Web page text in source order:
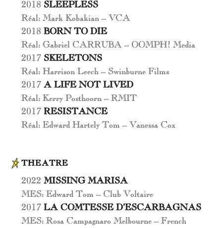
2018 SLEEPLESS
Réal: Mark Kobakian – VCA
2018 BORN TO DIE
Réal: Gabriel CARRUBA – OOMPH! Media
2017 SKELETONS
Réal: Harrison Leech – Swinburne Films
2017 A LIFE NOT LIVED
Réal: Kerry Posthoorn – RMIT
2017 RESISTANCE
Réal: Edward Hartely Tom – Vanessa Cox
THEATRE
2022 MISSING MARISA
MES: Edward Tom – Club Voltaire
2017 LA COMTESSE D’ESCARBAGNAS
MES: Rosa Campagnaro Melbourne – French